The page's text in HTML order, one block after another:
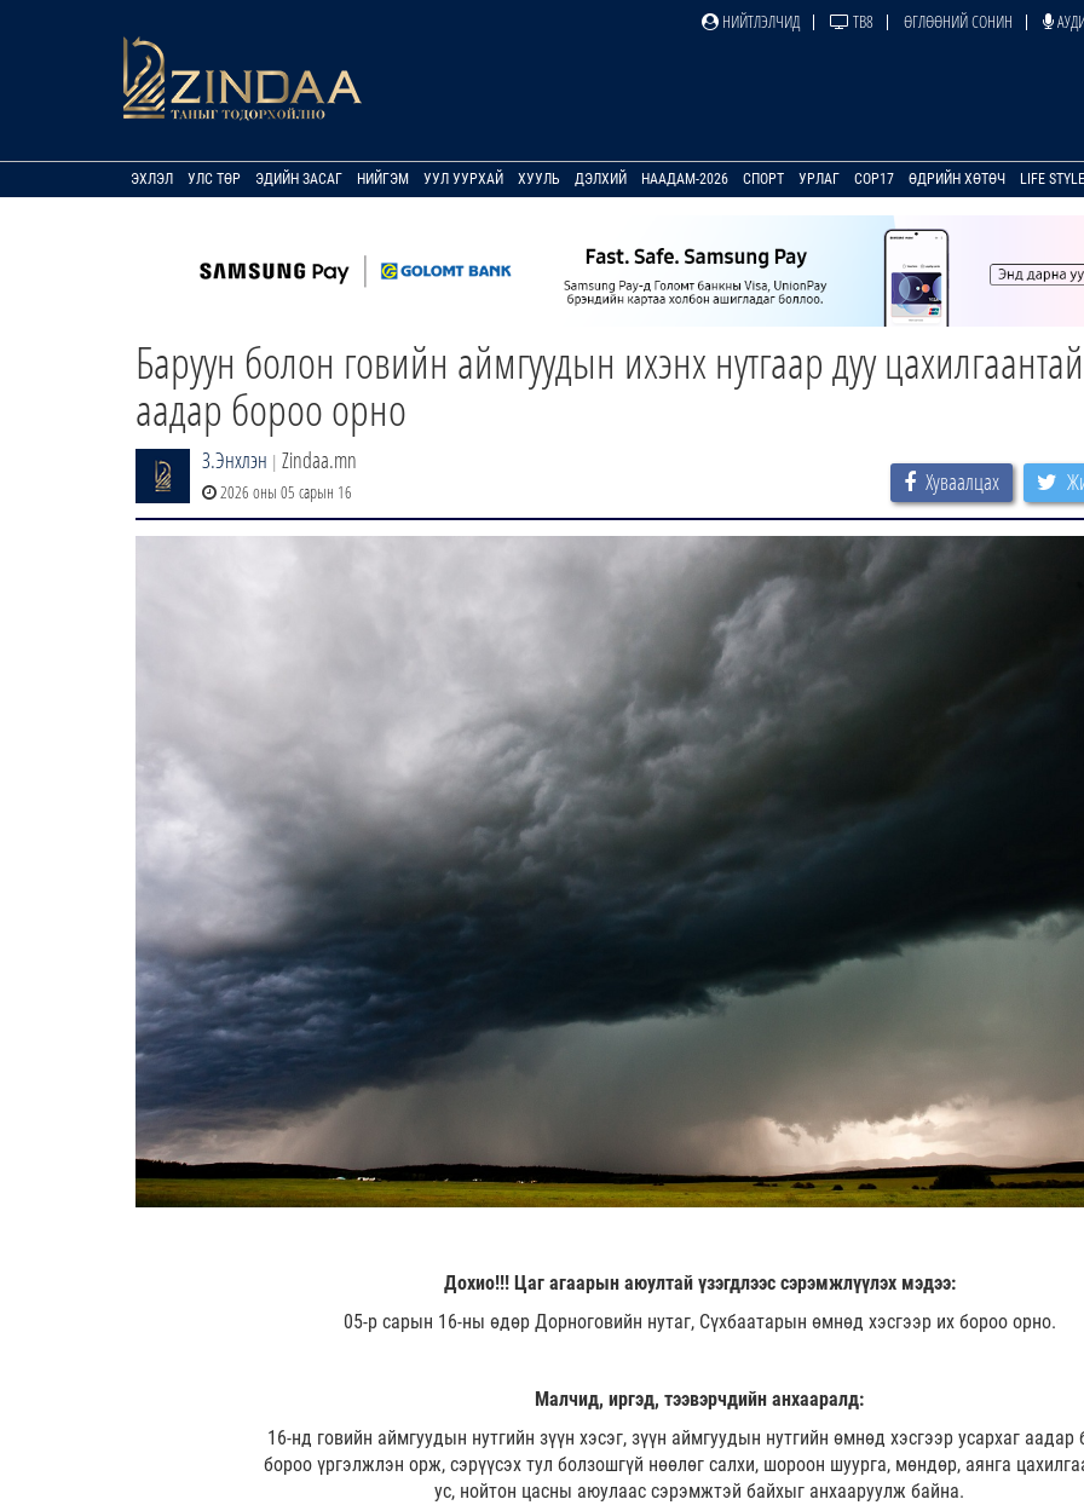
НИЙТЛЭЛЧИД ТВ8 ӨГЛӨӨНИЙ СОНИН
ЭХЛЭЛ УЛС ТӨР ЭДИЙН ЗАСАГ НИЙГЭМ УУЛ УУРХАЙ ХУУЛЬ ДЭЛХИЙ НААДАМ-2026 СПОРТ УРЛАГ COP17 ӨДРИЙН ХӨТӨЧ LIFE STYLE
Баруун болон говийн аймгуудын ихэнх нутгаар дуу цахилгаантай
аадар бороо орно
З.Энхлэн | Zindaa.mn
2026 оны 05 сарын 16 Хуваалцах
Дохио!!! Цаг агаарын аюултай үзэгдлээс сэрэмжлүүлэх мэдээ:
05-р сарын 16-ны өдөр Дорноговийн нутаг, Сүхбаатарын өмнөд хэсгээр их бороо орно.
Малчид, иргэд, тээвэрчдийн анхааралд:
16-нд говийн аймгуудын нутгийн зүүн хэсэг, зүүн аймгуудын нутгийн өмнөд хэсгээр усархаг аадар
бороо үргэлжлэн орж, сэрүүсэх тул болзошгүй нөөлөг салхи, шороон шуурга, мөндөр, аянга
ус, нойтон цасны аюулаас сэрэмжтэй байхыг анхааруулж байна.